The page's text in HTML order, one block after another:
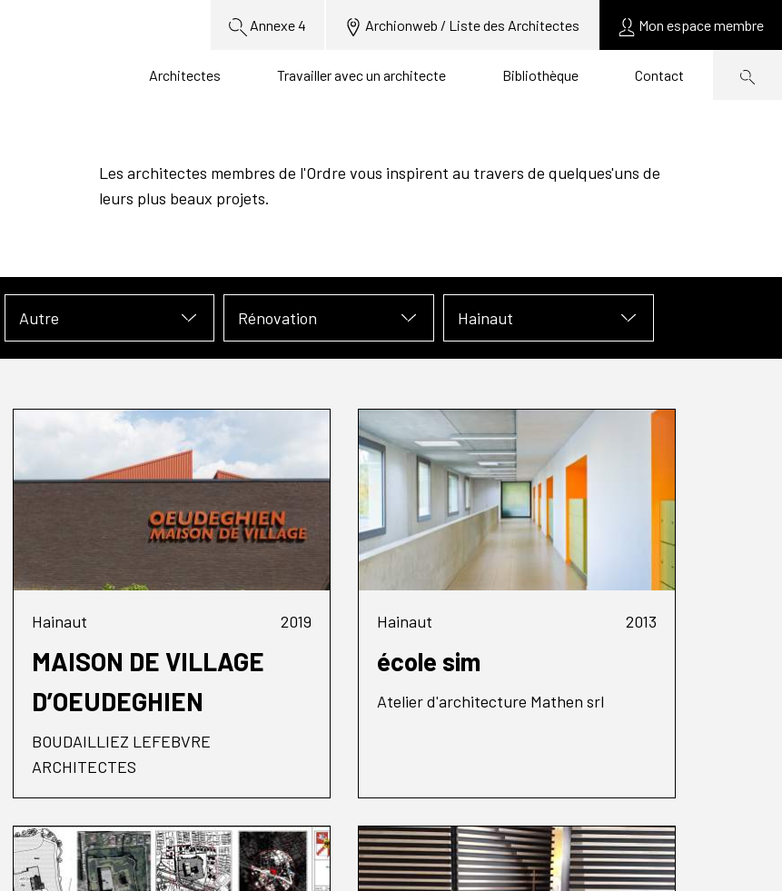
Annexe 4 Archionweb / Liste des Architectes Mon espace membre
Architectes Travailler avec un architecte Bibliothèque Contact
Les architectes membres de l'Ordre vous inspirent au travers de quelques'uns de
leurs plus beaux projets.
Autre Rénovation Hainaut
Hainaut 2019
MAISON DE VILLAGE
D’OEUDEGHIEN
BOUDAILLIEZ LEFEBVRE
ARCHITECTES
Hainaut 2013
école sim
Atelier d'architecture Mathen srl